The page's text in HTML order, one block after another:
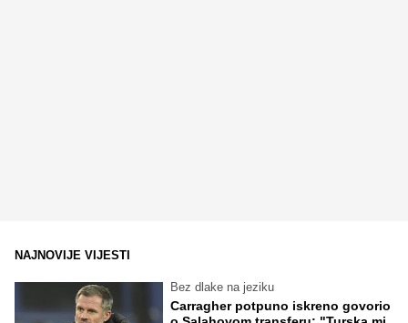
NAJNOVIJE VIJESTI
Bez dlake na jeziku
Carragher potpuno iskreno govorio